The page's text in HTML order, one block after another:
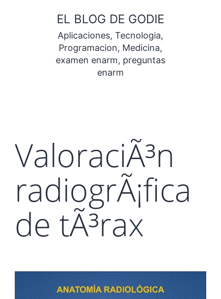
contenido
EL BLOG DE GODIE
Aplicaciones, Tecnologia,
Programacion, Medicina,
examen enarm, preguntas
enarm
ValoraciÃ³n
radiogrÃ¡fica
de tÃ³rax